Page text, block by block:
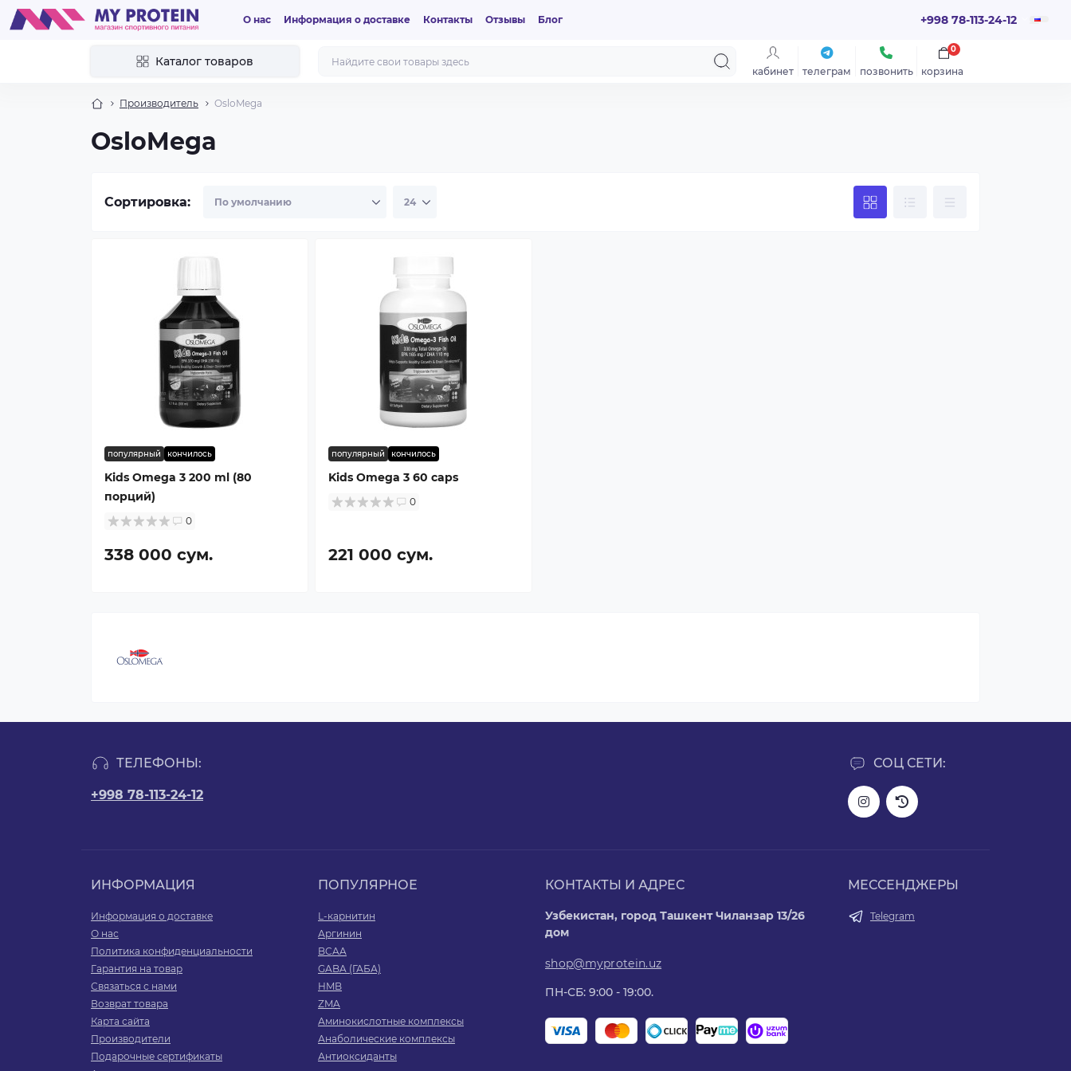
О нас Информация о доставке Контакты Отзывы Блог +998 78-113-24-12
Каталог товаров
кабинет телеграм позвонить корзина
0
Производитель OsloMega
OsloMega
Сортировка:
популярный кончилось
Kids Omega 3 200 ml (80
порций)
0
338 000 сум.
популярный кончилось
Kids Omega 3 60 caps
0
221 000 сум.
ТЕЛЕФОНЫ:
+998 78-113-24-12
СОЦ СЕТИ:
ИНФОРМАЦИЯ
Информация о доставке
О нас
Политика конфиденциальности
Гарантия на товар
Связаться с нами
Возврат товара
Карта сайта
Производители
Подарочные сертификаты
ПОПУЛЯРНОЕ
L-карнитин
Аргинин
BCAA
GABA (ГАБА)
HMB
ZMA
Аминокислотные комплексы
Анаболические комплексы
Антиоксиданты
КОНТАКТЫ И АДРЕС
Узбекистан, город Ташкент Чиланзар 13/26
дом
shop@myprotein.uz
ПН-СБ: 9:00 - 19:00.
МЕССЕНДЖЕРЫ
Telegram